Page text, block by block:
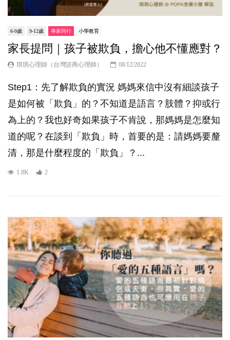
6-9歲 9-12歲 專家同行 小學教育
家長提問｜孩子被欺負，擔心他不懂應對？
琪琪心理師（台灣諮商心理師） 08/12/2022
Step1：先了解欺負的實況 媽媽來信中沒有細談孩子
是如何被「欺負」的？不知道是語言？肢體？抑或行
為上的？我也好奇如果孩子不肯說，那媽媽是怎麼知
道的呢？在談到「欺負」時，首要的是：請媽媽要釐
清，那是什麼程度的「欺負」？...
1.8K 2